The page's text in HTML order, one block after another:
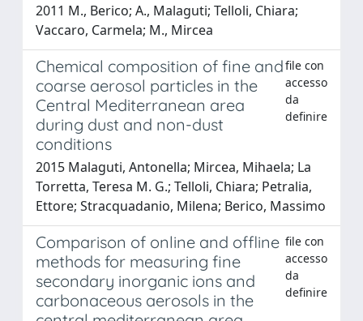
2011 M., Berico; A., Malaguti; Telloli, Chiara;
Vaccaro, Carmela; M., Mircea
Chemical composition of fine and
coarse aerosol particles in the
Central Mediterranean area
during dust and non-dust
conditions
file con
accesso
da
definire
2015 Malaguti, Antonella; Mircea, Mihaela; La
Torretta, Teresa M. G.; Telloli, Chiara; Petralia,
Ettore; Stracquadanio, Milena; Berico, Massimo
Comparison of online and offline
methods for measuring fine
secondary inorganic ions and
carbonaceous aerosols in the
file con
accesso
da
definire